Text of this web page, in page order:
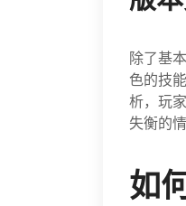
除了基
色的技
析，玩
失衡的
如